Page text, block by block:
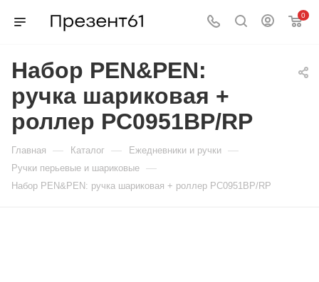
0
Набор PEN&PEN:
ручка шариковая +
роллер PC0951BP/RP
Главная — Каталог — Ежедневники и ручки —
Ручки перьевые и шариковые —
Набор PEN&PEN: ручка шариковая + роллер PC0951BP/RP